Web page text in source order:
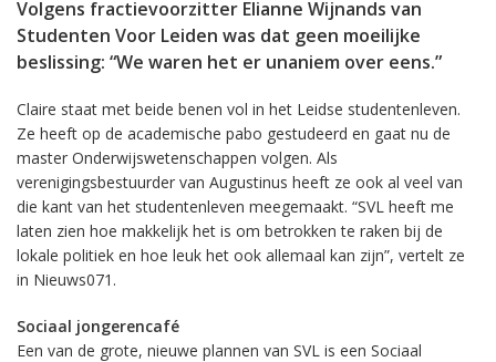
Volgens fractievoorzitter Elianne Wijnands van
Studenten Voor Leiden was dat geen moeilijke
beslissing: “We waren het er unaniem over eens.”
Claire staat met beide benen vol in het Leidse studentenleven.
Ze heeft op de academische pabo gestudeerd en gaat nu de
master Onderwijswetenschappen volgen. Als
verenigingsbestuurder van Augustinus heeft ze ook al veel van
die kant van het studentenleven meegemaakt. “SVL heeft me
laten zien hoe makkelijk het is om betrokken te raken bij de
lokale politiek en hoe leuk het ook allemaal kan zijn”, vertelt ze
in Nieuws071.
Sociaal jongerencafé
Een van de grote, nieuwe plannen van SVL is een Sociaal